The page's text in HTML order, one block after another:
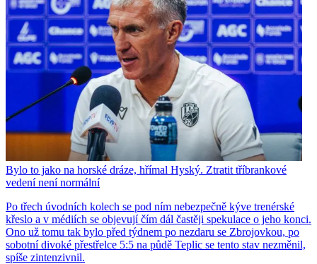
Bylo to jako na horské dráze, hřímal Hyský. Ztratit tříbrankové
vedení není normální
Po třech úvodních kolech se pod ním nebezpečně kýve trenérské
křeslo a v médiích se objevují čím dál častěji spekulace o jeho konci.
Ono už tomu tak bylo před týdnem po nezdaru se Zbrojovkou, po
sobotní divoké přestřelce 5:5 na půdě Teplic se tento stav nezměnil,
spíše zintenzivnil.